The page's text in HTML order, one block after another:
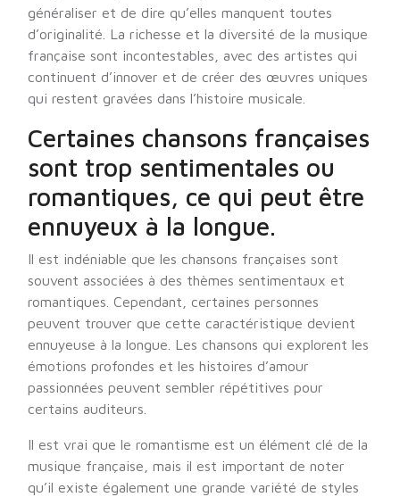
généraliser et de dire qu’elles manquent toutes
d’originalité. La richesse et la diversité de la musique
française sont incontestables, avec des artistes qui
continuent d’innover et de créer des œuvres uniques
qui restent gravées dans l’histoire musicale.
Certaines chansons françaises
sont trop sentimentales ou
romantiques, ce qui peut être
ennuyeux à la longue.
Il est indéniable que les chansons françaises sont
souvent associées à des thèmes sentimentaux et
romantiques. Cependant, certaines personnes
peuvent trouver que cette caractéristique devient
ennuyeuse à la longue. Les chansons qui explorent les
émotions profondes et les histoires d’amour
passionnées peuvent sembler répétitives pour
certains auditeurs.
Il est vrai que le romantisme est un élément clé de la
musique française, mais il est important de noter
qu’il existe également une grande variété de styles